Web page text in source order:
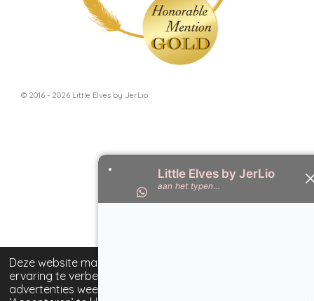
Deze website maakt gebruik van cookies om uw
ervaring te verbeteren en op maat gemaakte
advertenties weer te geven. Door op
© 2016 - 2026 Little Elves by JerLio